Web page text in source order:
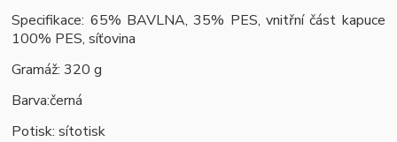
Specifikace: 65% BAVLNA, 35% PES, vnitřní část kapuce
100% PES, síťovina
Gramáž: 320 g
Barva:černá
Potisk: sítotisk